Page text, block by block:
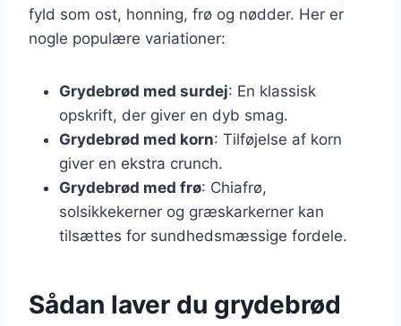
fyld som ost, honning, frø og nødder. Her er
nogle populære variationer:
Grydebrød med surdej: En klassisk
opskrift, der giver en dyb smag.
Grydebrød med korn: Tilføjelse af korn
giver en ekstra crunch.
Grydebrød med frø: Chiafrø,
solsikkekerner og græskarkerner kan
tilsættes for sundhedsmæssige fordele.
Sådan laver du grydebrød